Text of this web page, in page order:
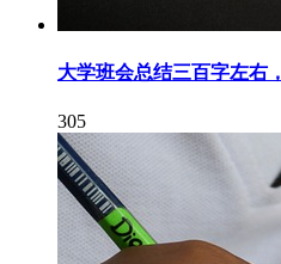
大学班会总结三百字左右
305